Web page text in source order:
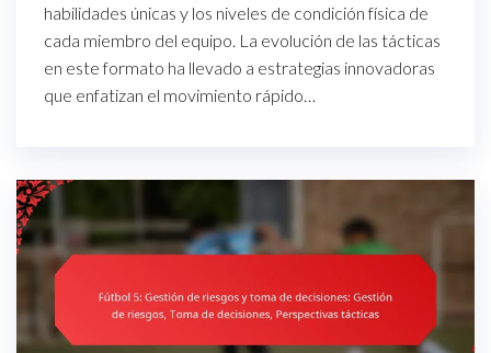
habilidades únicas y los niveles de condición física de
cada miembro del equipo. La evolución de las tácticas
en este formato ha llevado a estrategias innovadoras
que enfatizan el movimiento rápido…